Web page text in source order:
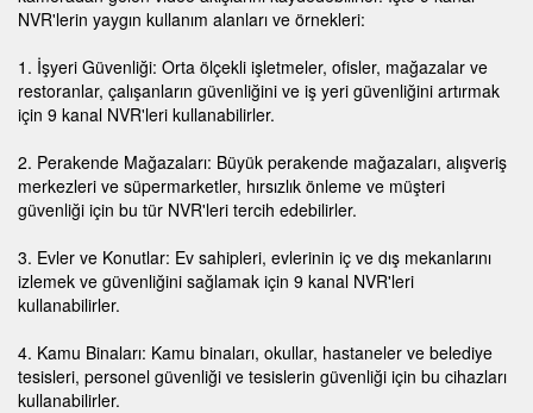
NVR'lerin yaygın kullanım alanları ve örnekleri:
1. İşyeri Güvenliği: Orta ölçekli işletmeler, ofisler, mağazalar ve
restoranlar, çalışanların güvenliğini ve iş yeri güvenliğini artırmak
için 9 kanal NVR'leri kullanabilirler.
2. Perakende Mağazaları: Büyük perakende mağazaları, alışveriş
merkezleri ve süpermarketler, hırsızlık önleme ve müşteri
güvenliği için bu tür NVR'leri tercih edebilirler.
3. Evler ve Konutlar: Ev sahipleri, evlerinin iç ve dış mekanlarını
izlemek ve güvenliğini sağlamak için 9 kanal NVR'leri
kullanabilirler.
4. Kamu Binaları: Kamu binaları, okullar, hastaneler ve belediye
tesisleri, personel güvenliği ve tesislerin güvenliği için bu cihazları
kullanabilirler.